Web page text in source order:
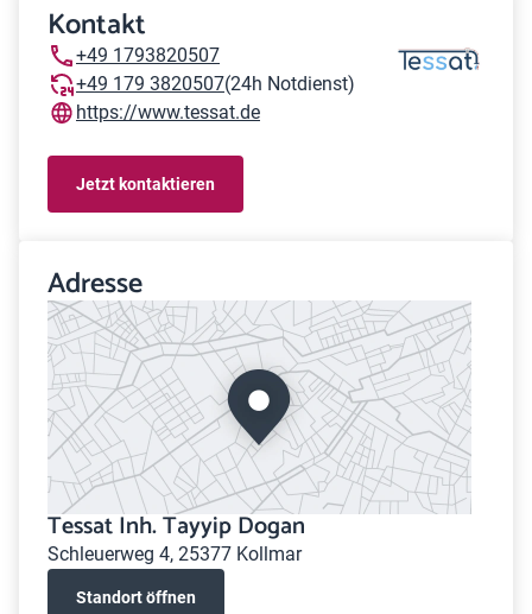
Kontakt
+49 1793820507
+49 179 3820507(24h Notdienst)
https://www.tessat.de
Jetzt kontaktieren
Adresse
Tessat Inh. Tayyip Dogan
Schleuerweg 4, 25377 Kollmar
Standort öffnen